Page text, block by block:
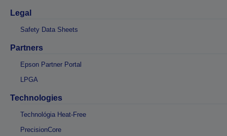
Legal
Safety Data Sheets
Partners
Epson Partner Portal
LPGA
Technologies
Technológia Heat-Free
PrecisionCore